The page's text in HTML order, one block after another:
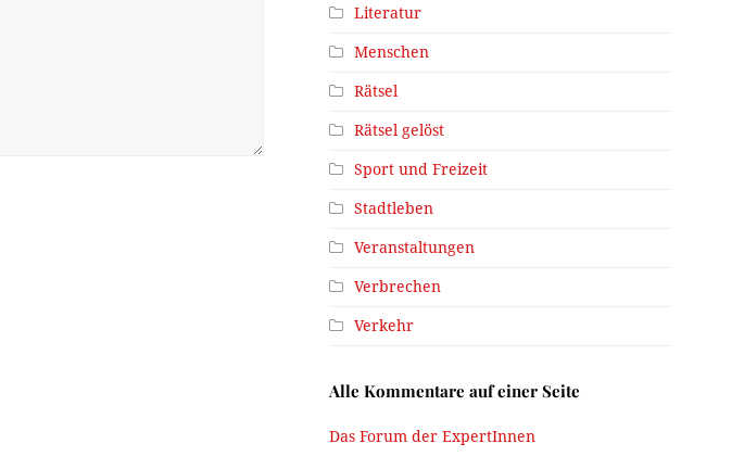
Literatur
Menschen
Rätsel
Rätsel gelöst
Sport und Freizeit
Stadtleben
Veranstaltungen
Verbrechen
Verkehr
Alle Kommentare auf einer Seite
Das Forum der ExpertInnen